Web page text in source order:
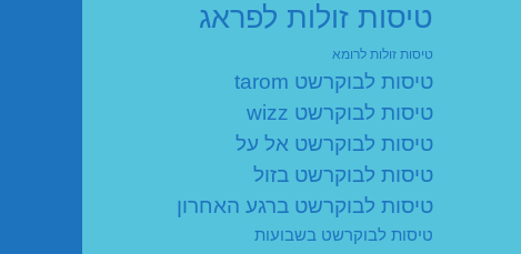
טיסות זולות לפראג
טיסות זולות לרומא
טיסות לבוקרשט tarom
טיסות לבוקרשט wizz
טיסות לבוקרשט אל על
טיסות לבוקרשט בזול
טיסות לבוקרשט ברגע האחרון
טיסות לבוקרשט בשבועות